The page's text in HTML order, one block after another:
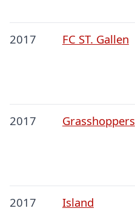
2017 FC ST. Gallen
2017 Grasshoppers
2017 Island